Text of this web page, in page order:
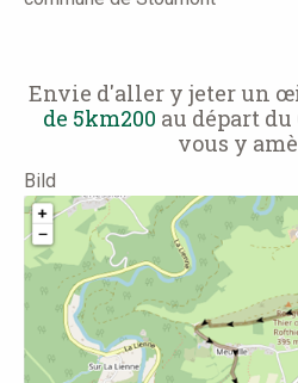
Envie d'aller y jeter un
de 5km200 au départ
vous y
Bild